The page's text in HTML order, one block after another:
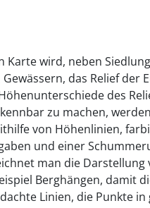
Karte wird, neben
das Relief der
des
zu machen,
von Höhenlinien,
und einer
man die Darstellung
Berghängen, damit
Linien, die Punkte